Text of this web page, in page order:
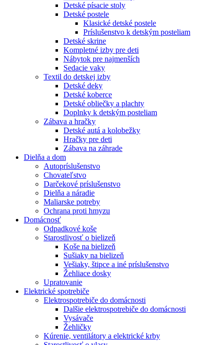
Detské písacie stoly
Detské postele
Klasické detské postele
Príslušenstvo k detským posteliam
Detské skrine
Kompletné izby pre deti
Nábytok pre najmenších
Sedacie vaky
Textil do detskej izby
Detské deky
Detské koberce
Detské obliečky a plachty
Doplnky k detským posteliam
Zábava a hračky
Detské autá a kolobežky
Hračky pre deti
Zábava na záhrade
Dielňa a dom
Autopríslušenstvo
Chovateľstvo
Darčekové príslušenstvo
Dielňa a náradie
Maliarske potreby
Ochrana proti hmyzu
Domácnosť
Odpadkové koše
Starostlivosť o bielizeň
Koše na bielizeň
Sušiaky na bielizeň
Vešiaky, štipce a iné príslušenstvo
Žehliace dosky
Upratovanie
Elektrické spotrebiče
Elektrospotrebiče do domácnosti
Dalšie elektrospotrebiče do domácnosti
Vysávače
Žehličky
Kúrenie, ventilátory a elektrické krby